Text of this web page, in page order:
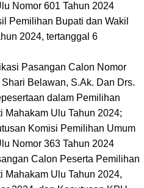
Nomor 601 Tahun 2024
Pemilihan Bupati dan Wakil
2024, tertanggal 6
Pasangan Calon Nomor
Belawan, S.Ak. Dan Drs.
dalam Pemilihan
Mahakam Ulu Tahun 2024;
Komisi Pemilihan Umum
Nomor 363 Tahun 2024
Calon Peserta Pemilihan
Mahakam Ulu Tahun 2024,